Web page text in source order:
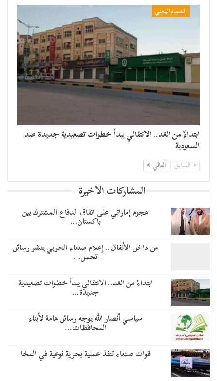
المساء اليمني
​ابتداءً من الغد.. الانتقالي يبدأ خطوات تصعيدية جديدة ضد
السعودية
السابق التالي
المشاركات الاخيرة
هجوم إماراتي على اتفاق الدفاع المشترك بين
باكستان…
من داخل الأنفاق.. إعلام صنعاء الحربي ينشر رسائل
تحمل…
​ابتداءً من الغد.. الانتقالي يبدأ خطوات تصعيدية
جديدة…
سياسي أنصار الله يوجه رسائل هامة لأبناء
المحافظات…
قوات صنعاء تنفذ عملية بحرية نوعية في المخا